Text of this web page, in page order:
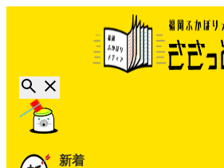
新着